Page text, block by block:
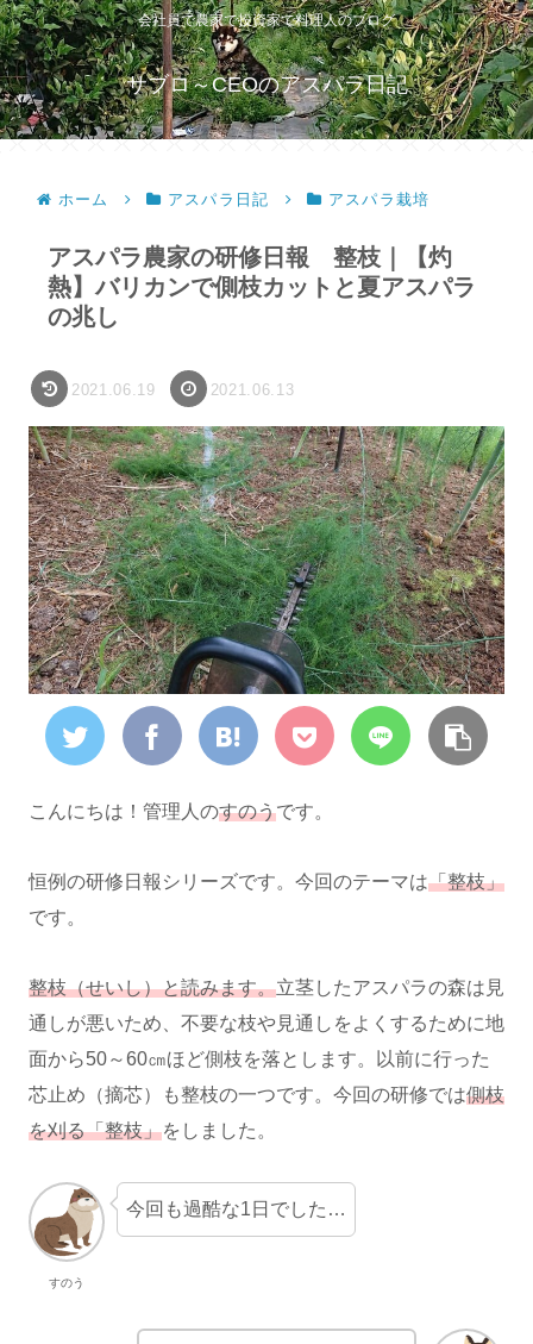
会社員で農家で投資家で料理人のブログ
サブロ～CEOのアスパラ日記
ホーム アスパラ日記 アスパラ栽培
アスパラ農家の研修日報 整枝｜【灼
熱】バリカンで側枝カットと夏アスパラ
の兆し
2021.06.19 2021.06.13
こんにちは！管理人のすのうです。
恒例の研修日報シリーズです。今回のテーマは「整枝」
です。
整枝（せいし）と読みます。立茎したアスパラの森は見
通しが悪いため、不要な枝や見通しをよくするために地
面から50～60㎝ほど側枝を落とします。以前に行った
芯止め（摘芯）も整枝の一つです。今回の研修では側枝
を刈る「整枝」をしました。
すのう
今回も過酷な1日でした…